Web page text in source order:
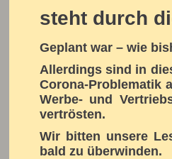
steht durch
Geplant war – wie
Allerdings sind in
Corona-Problematik
Werbe- und
vertrösten.
Wir bitten unsere
bald zu überwinden.